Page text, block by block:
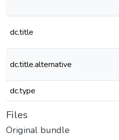
dc.title
dc.title.alternative
dc.type
Files
Original bundle